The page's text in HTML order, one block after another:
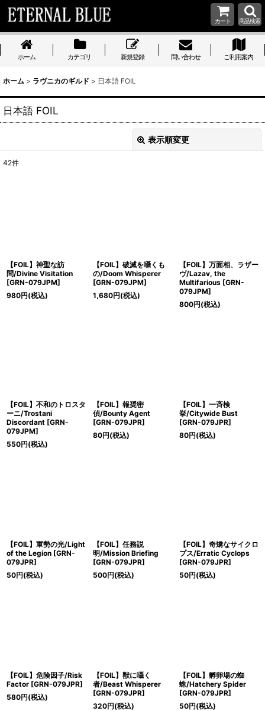
カート 商品検索
ホーム カテゴリ 新規登録 問い合わせ ご利用案内
ホーム > ラヴニカのギルド > 日本語 FOIL
日本語 FOIL
表示順変更
絞り込む
42件
【FOIL】神聖な訪
問/Divine Visitation
[GRN-079JPM]
980円(税込)
【FOIL】破滅を囁くも
の/Doom Whisperer
[GRN-079JPM]
1,680円(税込)
【FOIL】万面相、ラザー
ヴ/Lazav, the
Multifarious [GRN-
079JPM]
800円(税込)
【FOIL】不和のトロスタ
ーニ/Trostani
Discordant [GRN-
079JPM]
550円(税込)
【FOIL】報奨密
偵/Bounty Agent
[GRN-079JPR]
80円(税込)
【FOIL】一斉検
挙/Citywide Bust
[GRN-079JPR]
80円(税込)
【FOIL】軍勢の光/Light
of the Legion [GRN-
079JPR]
50円(税込)
【FOIL】任務説
明/Mission Briefing
[GRN-079JPR]
500円(税込)
【FOIL】奇矯なサイクロ
プス/Erratic Cyclops
[GRN-079JPR]
50円(税込)
【FOIL】危険因子/Risk
Factor [GRN-079JPR]
580円(税込)
【FOIL】獣に囁く
者/Beast Whisperer
[GRN-079JPR]
320円(税込)
【FOIL】孵卵場の蜘
蛛/Hatchery Spider
[GRN-079JPR]
50円(税込)